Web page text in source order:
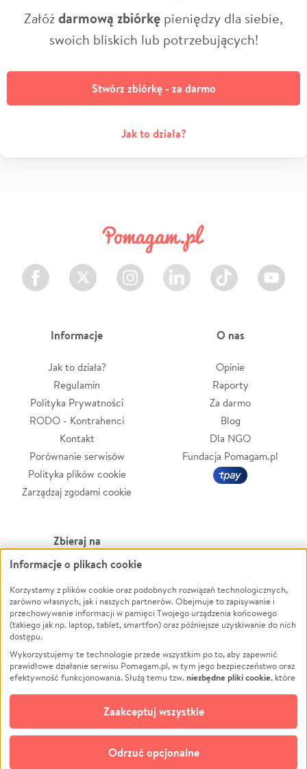
Załóżdarmową zbiórkę pieniędzy dla siebie,
swoich bliskich lub potrzebujących!
Stwórz zbiórkę - za darmo
Jak to działa?
Facebook Twitter Instagram LinkedIn TikTok Youtube
Informacje
Jak to działa?
Regulamin
Polityka Prywatności
RODO - Kontrahenci
Kontakt
Porównanie serwisów
Polityka plików cookie
Zarządzaj zgodami cookie
O nas
Opinie
Raporty
Za darmo
Blog
Dla NGO
Fundacja Pomagam.pl
Zbieraj na
Leczenie
Zwierzęta
Pożar
Ukraina
Pomoc Finansowa
Projekty
Pogrzeb
Społeczność lokalna
Kultura
Powódź
Wichura
NGO
Edukacja
Podróż
Impreza
Ochrona środowiska
Biznes
Informacje o plikach cookie
Korzystamy z plików cookie oraz podobnych rozwiązań technologicznych,
zarówno własnych, jak i naszych partnerów. Obejmuje to zapisywanie i
przechowywanie informacji w pamięci Twojego urządzenia końcowego
(takiego jak np. laptop, tablet, smartfon) oraz późniejsze uzyskiwanie do nich
dostępu.
Wykorzystujemy te technologie przede wszystkim po to, aby zapewnić
prawidłowe działanie serwisu Pomagam.pl, w tym jego bezpieczeństwo oraz
efektywność funkcjonowania. Służą temu tzw.niezbędne pliki cookie, które
opcjonalnych plików cookie
technologii do celów analitycznych i retargetingowych. Możesz wyrazić
zgodę na ich stosowanie lub jej odmówić. W dowolnym momencie masz
możliwość zmiany swoich preferencji na stronie „Zarządzaj zgodami cookie”,
do której link znajdziesz w stopce serwisu Pomagam.pl. Opcjonalne pliki
cookie wykorzystywane są w następujących celach:
Odrzuć opcjonalne
Zaakceptuj wszystkie